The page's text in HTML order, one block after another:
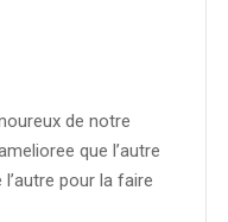
de notre
que l’autre
pour la faire